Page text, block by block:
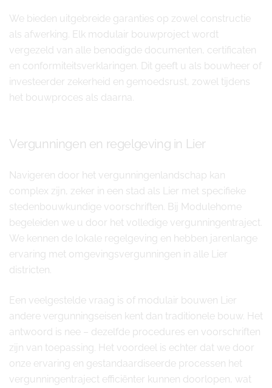
We bieden uitgebreide garanties op zowel constructie
als afwerking. Elk modulair bouwproject wordt
vergezeld van alle benodigde documenten, certificaten
en conformiteitsverklaringen. Dit geeft u als bouwheer of
investeerder zekerheid en gemoedsrust, zowel tijdens
het bouwproces als daarna.
Vergunningen en regelgeving in Lier
Navigeren door het vergunningenlandschap kan
complex zijn, zeker in een stad als Lier met specifieke
stedenbouwkundige voorschriften. Bij Modulehome
begeleiden we u door het volledige vergunningentraject.
We kennen de lokale regelgeving en hebben jarenlange
ervaring met omgevingsvergunningen in alle Lier
districten.
Een veelgestelde vraag is of modulair bouwen Lier
andere vergunningseisen kent dan traditionele bouw. Het
antwoord is nee – dezelfde procedures en voorschriften
zijn van toepassing. Het voordeel is echter dat we door
onze ervaring en gestandaardiseerde processen het
vergunningentraject efficiënter kunnen doorlopen, wat